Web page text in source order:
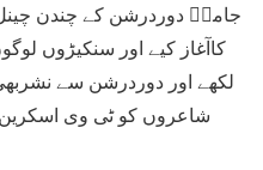
جامیؔ دوردرشن کے چندن چینل
کاآغاز کیے اور سنکیڑوں
لکھے اور دوردرشن سے
شاعروں کو ٹی وی